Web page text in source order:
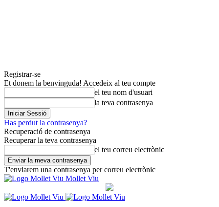
Registrar-se
Et donem la benvinguda! Accedeix al teu compte
el teu nom d'usuari
la teva contrasenya
Has perdut la contrasenya?
Recuperació de contrasenya
Recuperar la teva contrasenya
el teu correu electrònic
T'enviarem una contrasenya per correu electrònic
Mollet Viu